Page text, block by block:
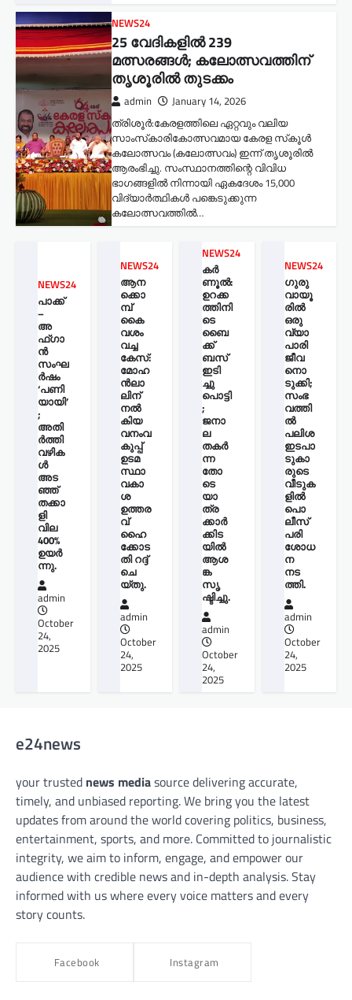
NEWS24
25 വേദികളിൽ 239
മത്സരങ്ങൾ; കലോത്സവത്തിന്
തൃശൂരിൽ തുടക്കം
admin January 14, 2026
ത്രിശൂർ:കേരളത്തിലെ ഏറ്റവും വലിയ
സാംസ്‌കാരികോത്സവമായ കേരള സ്‌കൂൾ
കലോത്സവം (കലോത്സവം) ഇന്ന് തൃശൂരിൽ
ആരംഭിച്ചു. സംസ്ഥാനത്തിന്റെ വിവിധ
ഭാഗങ്ങളിൽ നിന്നായി ഏകദേശം 15,000
വിദ്യാർത്ഥികൾ പങ്കെടുക്കുന്ന
കലോത്സവത്തിൽ…
NEWS24
പാക്ക്
–
അ
ഫ്ഗാ
ൻ
സംഘ
ർഷം
‘പണി
യായി’
;
അതി
ർത്തി
വഴിക
ൾ
അട
ഞ്ഞ്
തക്കാ
ളി
വില
400%
ഉയർ
ന്നു.
admin
October
24,
2025
NEWS24
ആന
ക്കൊ
മ്പ്
കൈ
വശം
വച്ച
കേസ്:
മോഹ
ന്‍ലാ
ലിന്
നൽ
കിയ
വനംവ
കുപ്പ്
ഉടമ
സ്ഥാ
വകാ
ശ
ഉത്തര
വ്
ഹൈ
ക്കോട
തി റദ്ദ്
ചെ
യ്തു.
admin
October
24,
2025
NEWS24
കർ
ണൂൽ:
ഉറക്ക
ത്തിനി
ടെ
ബൈ
ക്ക്
ബസ്
ഇടി
ച്ചു
പൊട്ടി
;
ജനാ
ല
തകർ
ന്ന
തോ
ടെ
യാ
ത്ര
ക്കാർ
ക്കിട
യിൽ
ആശ
ങ്ക
സൃ
ഷ്ടിച്ചു.
admin
October
24,
2025
NEWS24
ഗുരു
വായൂ
രില്‍
ഒരു
വ്യാ
പാരി
ജീവ
നൊ
ടുക്കി;
സംഭ
വത്തി
ല്‍
പലിശ
ഇടപാ
ടുകാ
രുടെ
വീടുക
ളില്‍
പൊ
ലീസ്
പരി
ശോധ
ന
നട
ത്തി.
admin
October
24,
2025
e24news
your trusted news mediasource delivering accurate,
timely, and unbiased reporting. We bring you the latest
updates from around the world covering politics, business,
entertainment, sports, and more. Committed to journalistic
integrity, we aim to inform, engage, and empower our
audience with credible news and in-depth analysis. Stay
informed with us where every voice matters and every
story counts.
Facebook Instagram